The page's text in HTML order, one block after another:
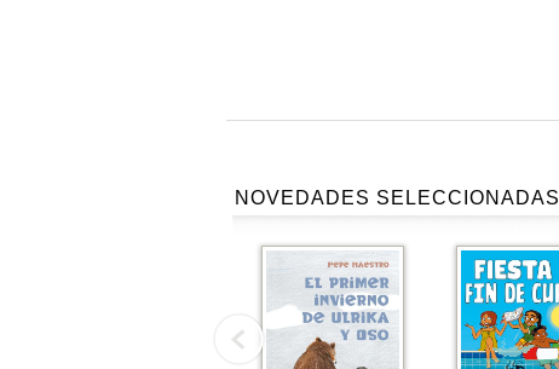
NOVEDADES SELECCIONADAS